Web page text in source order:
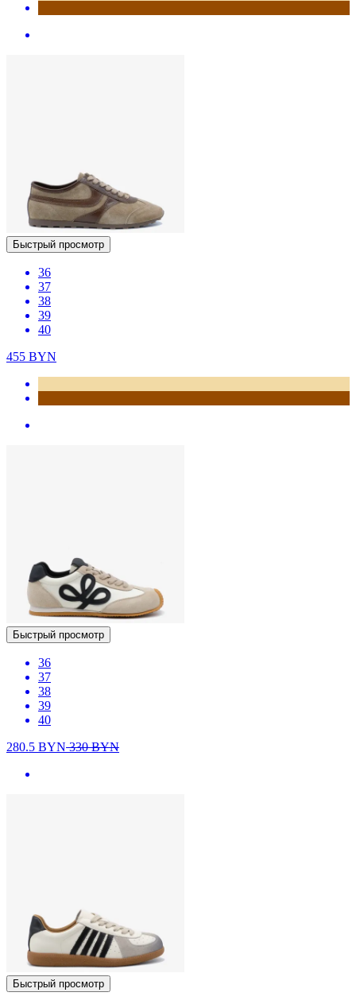
Быстрый просмотр
36
37
38
39
40
455 BYN
Быстрый просмотр
36
37
38
39
40
280.5 BYN330BYN
Быстрый просмотр